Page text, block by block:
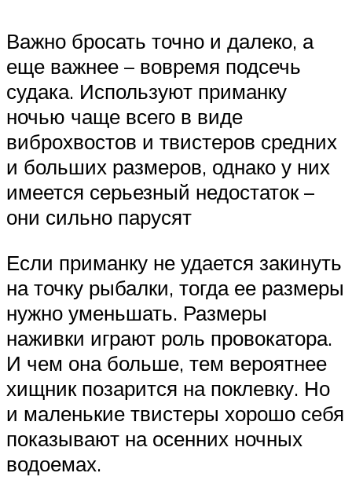
Важно бросать точно и далеко, а
еще важнее – вовремя подсечь
судака. Используют приманку
ночью чаще всего в виде
виброхвостов и твистеров средних
и больших размеров, однако у них
имеется серьезный недостаток –
они сильно парусят
Если приманку не удается закинуть
на точку рыбалки, тогда ее размеры
нужно уменьшать. Размеры
наживки играют роль провокатора.
И чем она больше, тем вероятнее
хищник позарится на поклевку. Но
и маленькие твистеры хорошо себя
показывают на осенних ночных
водоемах.